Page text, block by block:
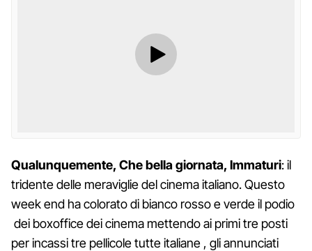
Qualunquemente, Che bella giornata, Immaturi: il
tridente delle meraviglie del cinema italiano. Questo
week end ha colorato di bianco rosso e verde il podio
dei boxoffice dei cinema mettendo ai primi tre posti
per incassi tre pellicole tutte italiane , gli annunciati